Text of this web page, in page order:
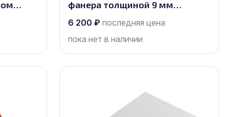
фанера толщиной 9 мм
6 200 ₽ последняя цена
пока нет в наличии